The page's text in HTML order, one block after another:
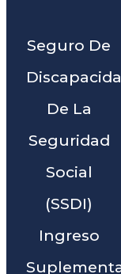
Seguro De
De La
Seguridad
Social
(SSDI)
Ingreso